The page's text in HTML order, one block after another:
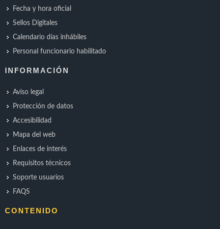
Fecha y hora oficial
Sellos Digitales
Calendario días inhábiles
Personal funcionario habilitado
INFORMACIÓN
Aviso legal
Protección de datos
Accesibilidad
Mapa del web
Enlaces de interés
Requisitos técnicos
Soporte usuarios
FAQS
CONTENIDO